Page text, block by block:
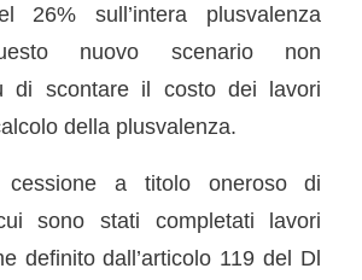
26% sull’intera plusvalenza
nuovo scenario non
di scontare il costo dei lavori
della plusvalenza.
a titolo oneroso di
sono stati completati lavori
definito dall’articolo 119 del Dl